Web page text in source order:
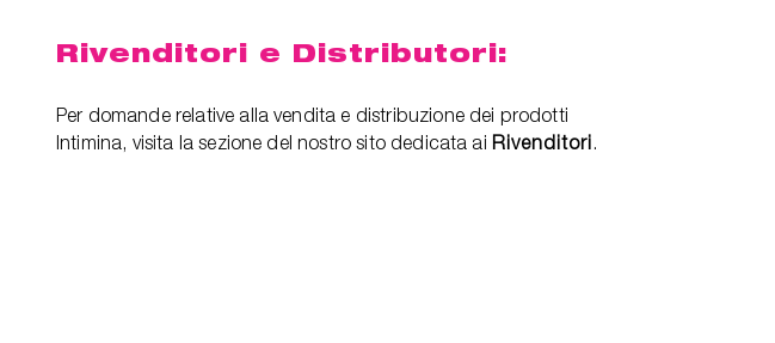
Rivenditori e Distributori:
Per domande relative alla vendita e distribuzione dei prodotti
Intimina, visita la sezione del nostro sito dedicata ai Rivenditori.